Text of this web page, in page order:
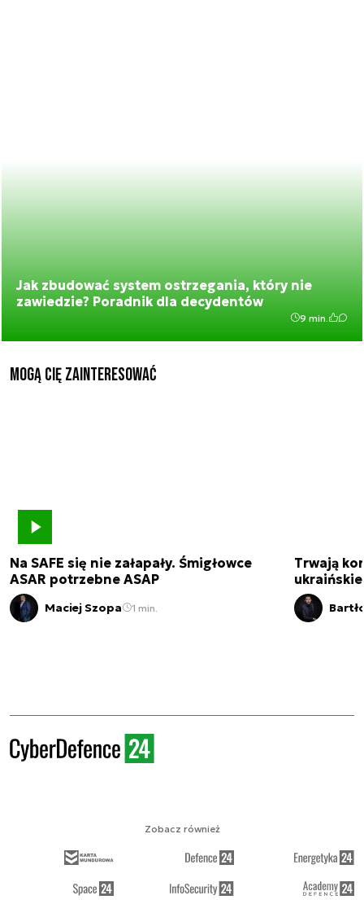
Jak zbudować system ostrzegania, który nie
zawiedzie? Poradnik dla decydentów
9 min.
Mogą Cię zainteresować
Na SAFE się nie załapały. Śmigłowce
ASAR potrzebne ASAP
Maciej Szopa 1 min.
Trwają
Zobacz również